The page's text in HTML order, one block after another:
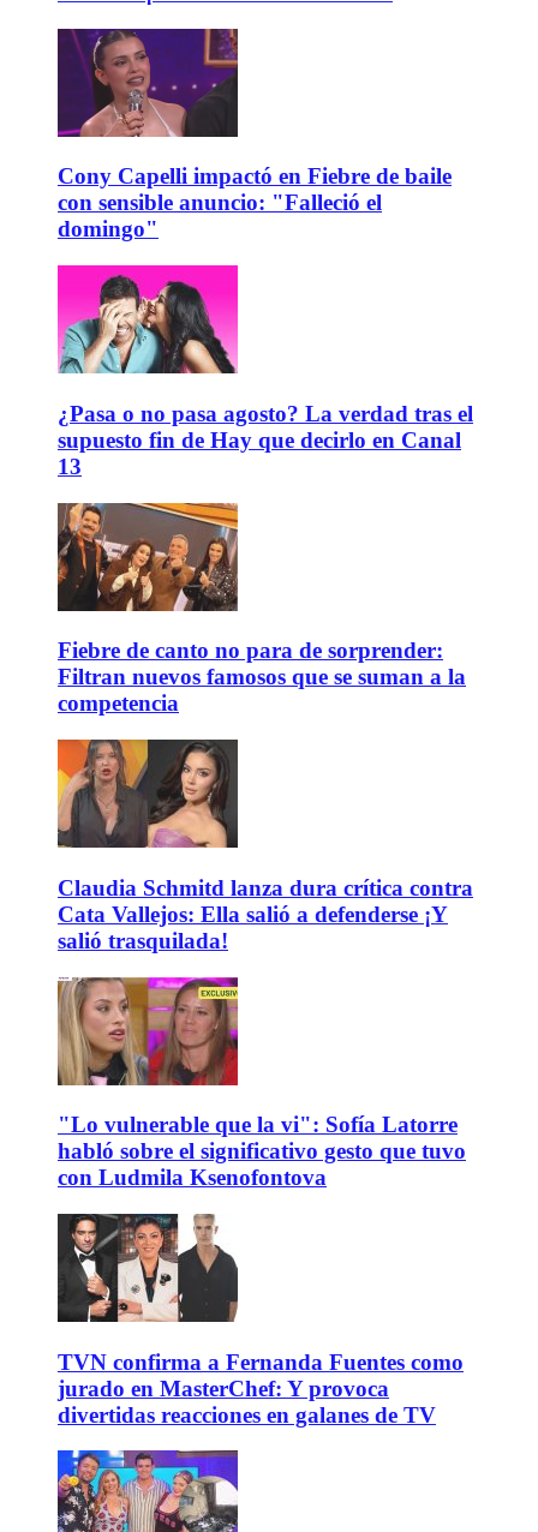
Cony Capelli impactó en Fiebre de baile
con sensible anuncio: "Falleció el
domingo"
¿Pasa o no pasa agosto? La verdad tras el
supuesto fin de Hay que decirlo en Canal
13
Fiebre de canto no para de sorprender:
Filtran nuevos famosos que se suman a la
competencia
Claudia Schmitd lanza dura crítica contra
Cata Vallejos: Ella salió a defenderse ¡Y
salió trasquilada!
"Lo vulnerable que la vi": Sofía Latorre
habló sobre el significativo gesto que tuvo
con Ludmila Ksenofontova
TVN confirma a Fernanda Fuentes como
jurado en MasterChef: Y provoca
divertidas reacciones en galanes de TV